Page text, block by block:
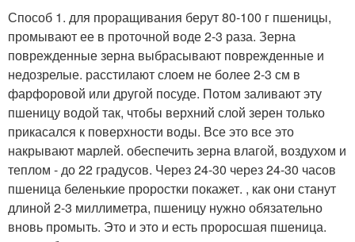
Способ 1. для проращивания берут 80-100 г пшеницы,
промывают ее в проточной воде 2-3 раза. Зерна
поврежденные зерна выбрасывают поврежденные и
недозрелые. расстилают слоем не более 2-3 см в
фарфоровой или другой посуде. Потом заливают эту
пшеницу водой так, чтобы верхний слой зерен только
прикасался к поверхности воды. Все это все это
накрывают марлей. обеспечить зерна влагой, воздухом и
теплом - до 22 градусов. Через 24-30 через 24-30 часов
пшеница беленькие проростки покажет. , как они станут
длиной 2-3 миллиметра, пшеницу нужно обязательно
вновь промыть. Это и это и есть проросшая пшеница.